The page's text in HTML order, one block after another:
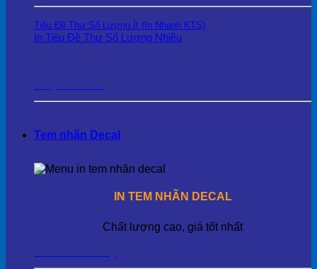
Tiêu Đề Thư Số Lượng Ít (In Nhanh KTS)
In Tiêu Đề Thư Số Lượng Nhiều
Tem nhãn Decal
IN TEM NHÃN DECAL
Chất lượng cao, giá tốt nhất